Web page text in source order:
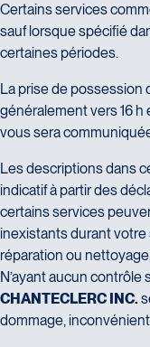
Certains services
sauf lorsque spécifié
certaines périodes.
La prise de possession
généralement vers 16 h
vous sera
Les descriptions dans
indicatif à partir des
certains services
inexistants durant votre
réparation ou
N’ayant aucun
CHANTECLERC INC.
dommage,